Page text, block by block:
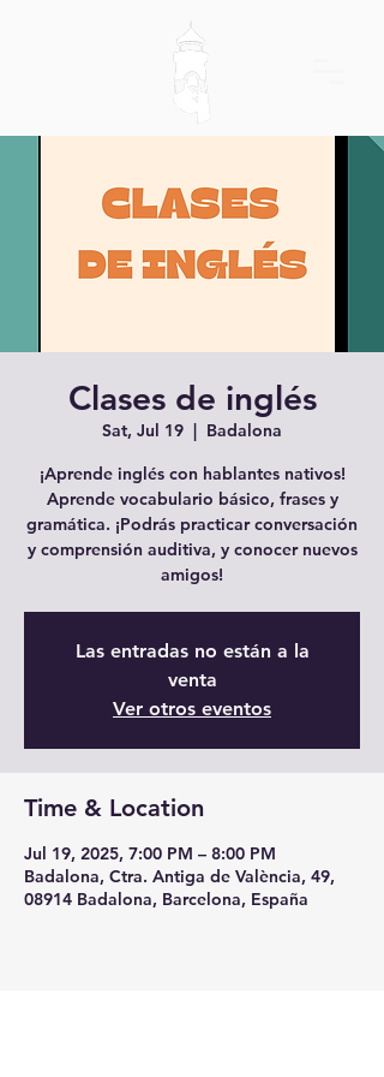
Clases de inglés
Sat, Jul 19
  |
Badalona
¡Aprende inglés con hablantes nativos!
Aprende vocabulario básico, frases y
gramática. ¡Podrás practicar conversación
y comprensión auditiva, y conocer nuevos
amigos!
Las entradas no están a la
venta
Ver otros eventos
Time & Location
Jul 19, 2025, 7:00 PM – 8:00 PM
Badalona, Ctra. Antiga de València, 49,
08914 Badalona, Barcelona, España